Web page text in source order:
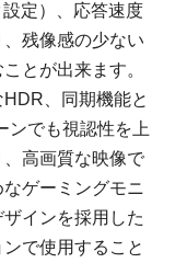
定）、応答速度
残像感の少ない
とが出来ます。
、同期機能と
ンでも視認性を上
高画質な映像で
ゲーミングモニ
インを採用した
で使用すること